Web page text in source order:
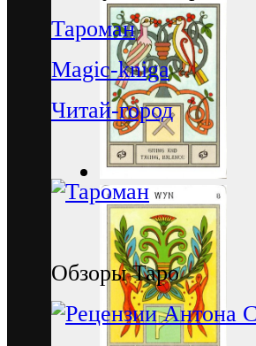
Тароман
Magic-kniga
Читай-город
Обзоры Таро